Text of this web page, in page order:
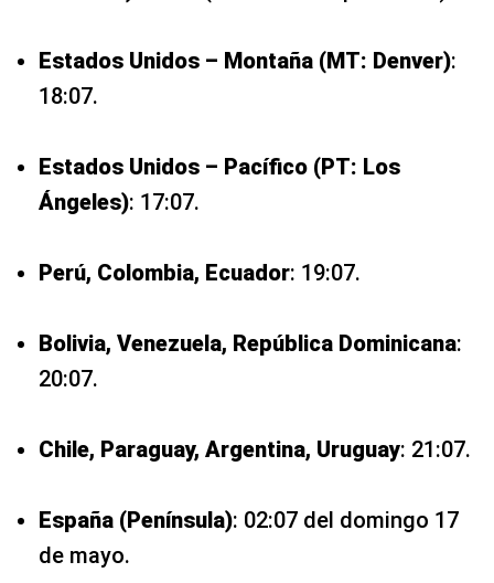
Estados Unidos – Montaña (MT: Denver):
18:07.
Estados Unidos – Pacífico (PT: Los
Ángeles): 17:07.
Perú, Colombia, Ecuador: 19:07.
Bolivia, Venezuela, República Dominicana:
20:07.
Chile, Paraguay, Argentina, Uruguay: 21:07.
España (Península): 02:07 del domingo 17
de mayo.